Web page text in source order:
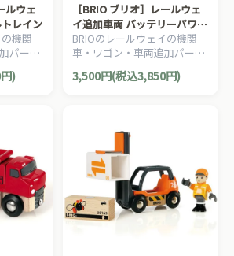
ルウェ
レイン
機関
パーツ
ス。
)
［BRIO ブリオ］レールウェ
イ追加車両 バッテリーパワー
トラベルトレイン
BRIOのレールウェイの機関
車・ワゴン・車両追加パーツ
レインと運転手のセットで
3,500円(税込3,850円)